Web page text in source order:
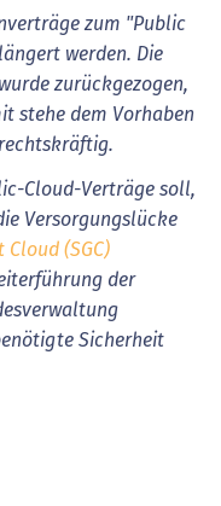
zum "Public
werden. Die
zurückgezogen,
stehe dem Vorhaben
Cloud-Verträge soll,
Versorgungslücke
(SGC)
der
Sicherheit